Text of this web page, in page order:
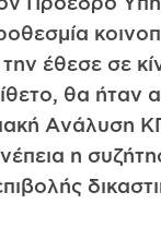
έθεσε σε
θα ήταν
Ανάλυση
η